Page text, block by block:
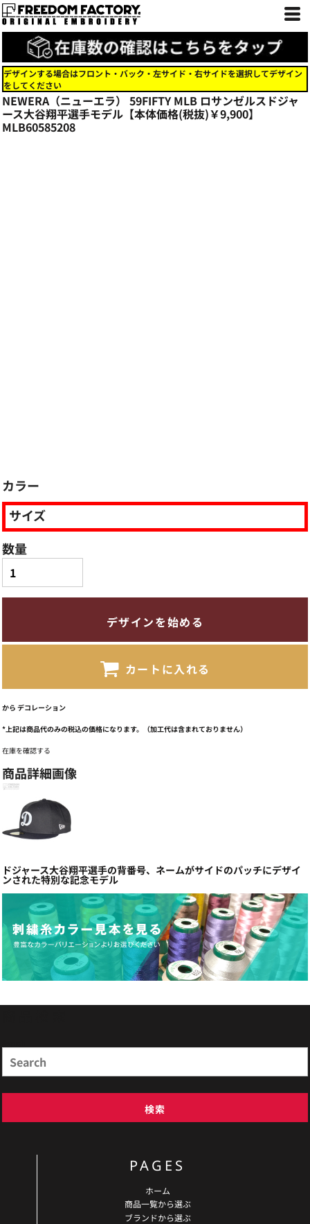
デザインする場合はフロント・バック・左サイド・右サイドを選択してデザイン
をしてください
NEWERA（ニューエラ） 59FIFTY MLB ロサンゼルスドジャ
ース大谷翔平選手モデル【本体価格(税抜)￥9,900】
MLB60585208
カラー
サイズ
数量
デザインを始める
カートに入れる
から デコレーション
*上記は商品代のみの税込の価格になります。（加工代は含まれておりません）
在庫を確認する
商品詳細画像
ドジャース大谷翔平選手の背番号、ネームがサイドのパッチにデザイ
ンされた特別な記念モデル
検索
PAGES
ホーム
商品一覧から選ぶ
ブランドから選ぶ